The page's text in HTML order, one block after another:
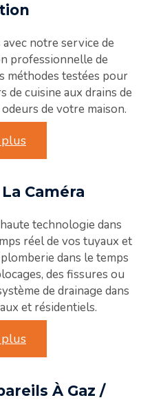
notre service de
professionnelle de
méthodes testées pour
de cuisine aux drains de
de votre maison.
plus
Caméra
technologie dans
réel de vos tuyaux et
dans le temps
des fissures ou
de drainage dans
et résidentiels.
plus
À Gaz /